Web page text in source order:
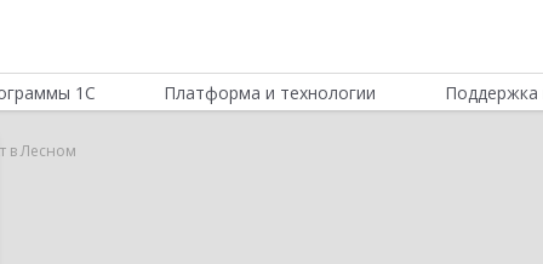
1С Платформа и технологии Поддержка
в Лесном